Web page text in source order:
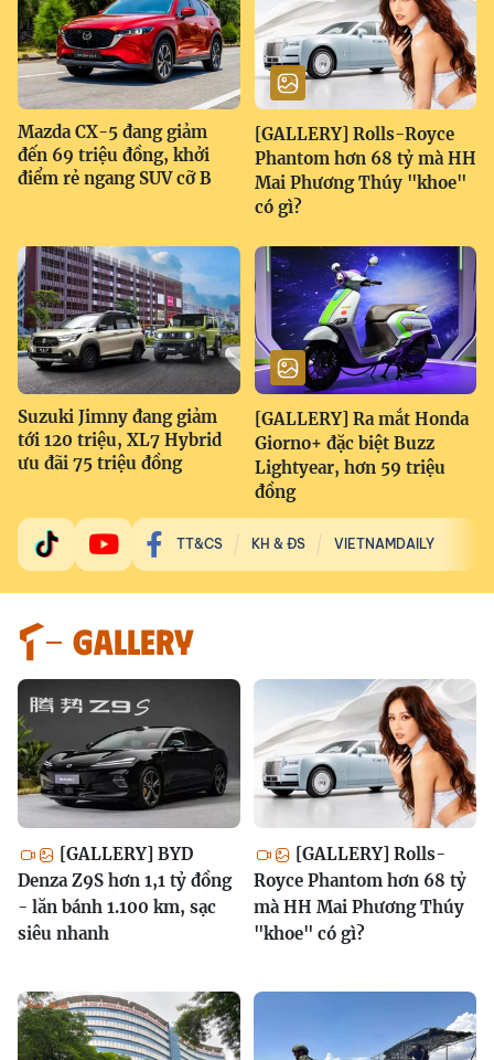
Mazda CX-5 đang giảm
đến 69 triệu đồng, khởi
điểm rẻ ngang SUV cỡ B
[GALLERY] Rolls-Royce
Phantom hơn 68 tỷ mà HH
Mai Phương Thúy "khoe"
có gì?
Suzuki Jimny đang giảm
tới 120 triệu, XL7 Hybrid
ưu đãi 75 triệu đồng
[GALLERY] Ra mắt Honda
Giorno+ đặc biệt Buzz
Lightyear, hơn 59 triệu
đồng
TT&CS KH & ĐS VIETNAMDAILY
GALLERY
[GALLERY] BYD
Denza Z9S hơn 1,1 tỷ đồng
- lăn bánh 1.100 km, sạc
siêu nhanh
[GALLERY] Rolls-
Royce Phantom hơn 68 tỷ
mà HH Mai Phương Thúy
"khoe" có gì?